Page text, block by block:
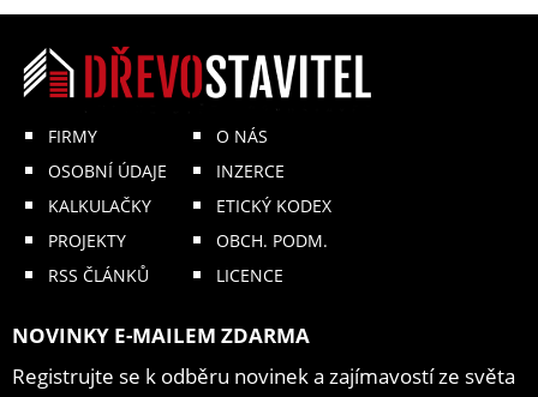
FIRMY
OSOBNÍ ÚDAJE
KALKULAČKY
PROJEKTY
RSS ČLÁNKŮ
O NÁS
INZERCE
ETICKÝ KODEX
OBCH. PODM.
LICENCE
NOVINKY E-MAILEM ZDARMA
Registrujte se k odběru novinek a zajímavostí ze světa